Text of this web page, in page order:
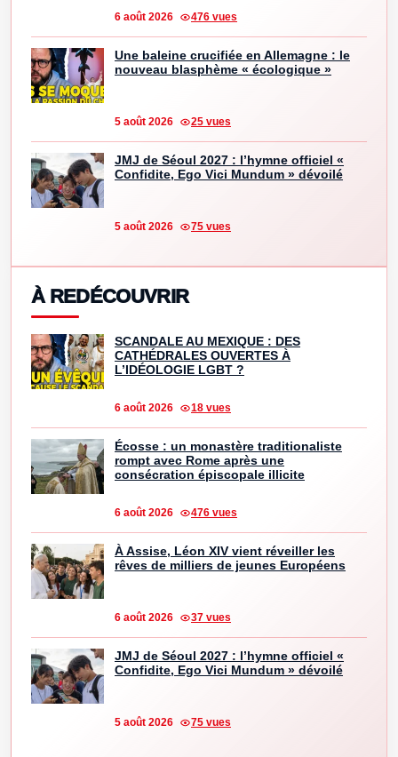
6 août 2026 476 vues
Une baleine crucifiée en Allemagne : le
nouveau blasphème « écologique »
5 août 2026 25 vues
JMJ de Séoul 2027 : l’hymne officiel «
Confidite, Ego Vici Mundum » dévoilé
5 août 2026 75 vues
À REDÉCOUVRIR
SCANDALE AU MEXIQUE : DES
CATHÉDRALES OUVERTES À
L’IDÉOLOGIE LGBT ?
6 août 2026 18 vues
Écosse : un monastère traditionaliste
rompt avec Rome après une
consécration épiscopale illicite
6 août 2026 476 vues
À Assise, Léon XIV vient réveiller les
rêves de milliers de jeunes Européens
6 août 2026 37 vues
JMJ de Séoul 2027 : l’hymne officiel «
Confidite, Ego Vici Mundum » dévoilé
5 août 2026 75 vues